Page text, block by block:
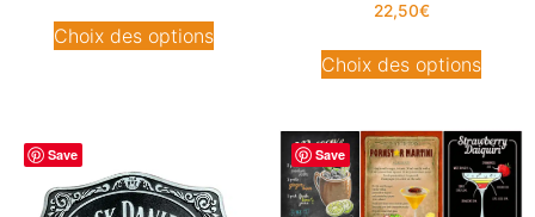
Choix des options
22,50€
Choix des options
Save Save